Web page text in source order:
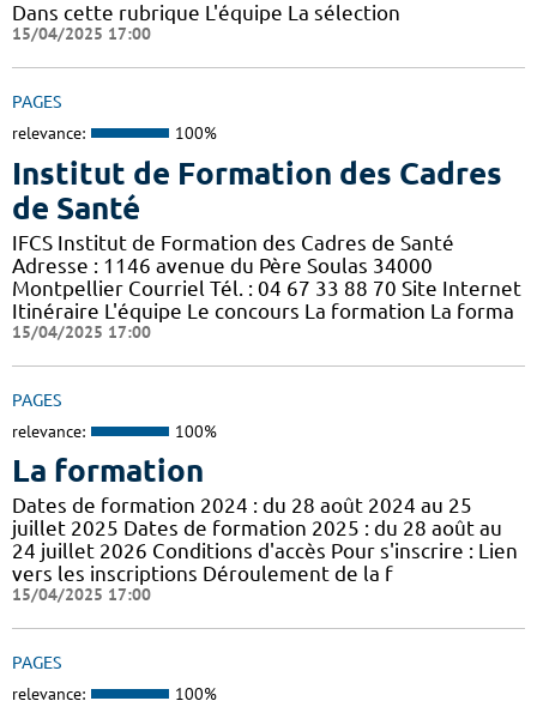
Dans cette rubrique L'équipe La sélection
15/04/2025 17:00
PAGES
relevance: 100%
Institut de Formation des Cadres
de Santé
IFCS Institut de Formation des Cadres de Santé
Adresse : 1146 avenue du Père Soulas 34000
Montpellier Courriel Tél. : 04 67 33 88 70 Site Internet
Itinéraire L'équipe Le concours La formation La forma
15/04/2025 17:00
PAGES
relevance: 100%
La formation
Dates de formation 2024 : du 28 août 2024 au 25
juillet 2025 Dates de formation 2025 : du 28 août au
24 juillet 2026 Conditions d'accès Pour s'inscrire : Lien
vers les inscriptions Déroulement de la f
15/04/2025 17:00
PAGES
relevance: 100%